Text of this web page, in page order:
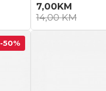
7,00KM
14,00KM
-50%